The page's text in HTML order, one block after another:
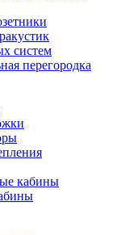
систем
перегородка
кабины